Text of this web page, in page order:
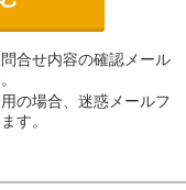
合せ内容の確認メール
の場合、迷惑メールフ
す。